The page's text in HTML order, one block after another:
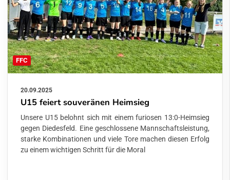
FFC
20.09.2025
U15 feiert souveränen Heimsieg
Unsere U15 belohnt sich mit einem furiosen 13:0-Heimsieg
gegen Diedesfeld. Eine geschlossene Mannschaftsleistung,
starke Kombinationen und viele Tore machen diesen Erfolg
zu einem wichtigen Schritt für die Moral